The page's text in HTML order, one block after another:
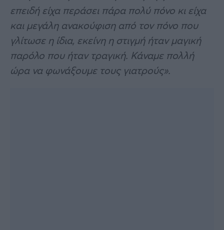
επειδή είχα περάσει πάρα πολύ πόνο κι είχα
και μεγάλη ανακούφιση από τον πόνο που
γλίτωσε η ίδια, εκείνη η στιγμή ήταν μαγική
παρόλο που ήταν τραγική. Κάναμε πολλή
ώρα να φωνάξουμε τους γιατρούς».